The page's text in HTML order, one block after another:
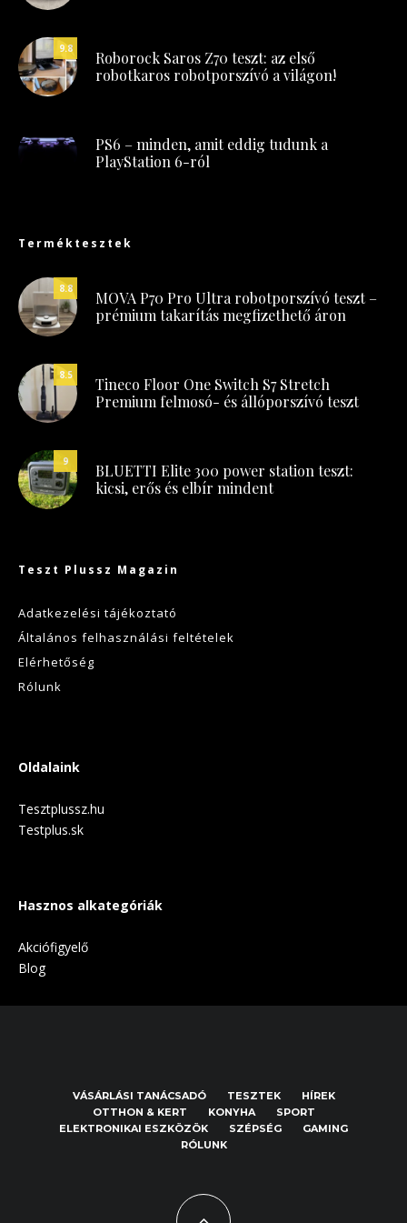
9.8
Roborock Saros Z70 teszt: az első
robotkaros robotporszívó a világon!
PS6 – minden, amit eddig tudunk a
PlayStation 6-ról
Terméktesztek
8.8
MOVA P70 Pro Ultra robotporszívó teszt –
prémium takarítás megfizethető áron
8.5
Tineco Floor One Switch S7 Stretch
Premium felmosó- és állóporszívó teszt
9
BLUETTI Elite 300 power station teszt:
kicsi, erős és elbír mindent
Teszt Plussz Magazin
Adatkezelési tájékoztató
Általános felhasználási feltételek
Elérhetőség
Rólunk
Oldalaink
Tesztplussz.hu
Testplus.sk
Hasznos alkategóriák
Akciófigyelő
Blog
VÁSÁRLÁSI TANÁCSADÓ TESZTEK
HÍREK
OTTHON & KERT
KONYHA
SPORT
ELEKTRONIKAI ESZKÖZÖK
SZÉPSÉG
GAMING
RÓLUNK